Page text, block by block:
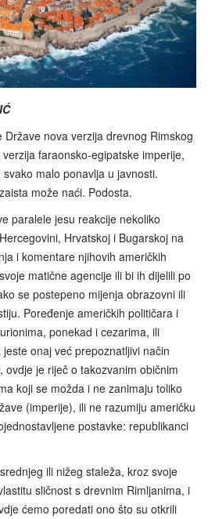
Države nova verzija drevnog Rimskog
faraonsko-egipatske imperije,
malo ponavlja u javnosti.
može naći. Podosta.
paralele jesu reakcije nekoliko
Hrvatskoj i Bugarskoj na
i komentare njihovih američkih
matične agencije ili bi ih dijelili po
se postepeno mijenja obrazovni ili
Poređenje američkih političara i
ponekad i cezarima, ili
onaj već prepoznatljivi način
je riječ o takozvanim običnim
koji se možda i ne zanimaju toliko
(imperije), ili ne razumiju američku
postavke: republikanci
ili nižeg staleža, kroz svoje
sličnost s drevnim Rimljanima, i
ćemo poredati ono što su otkrili